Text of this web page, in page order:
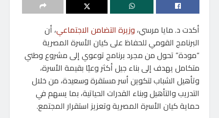
أكدت د. مايا مرسي، وزيرة التضامن الاجتماعي، أن
البرنامج القومي للحفاظ على كيان الأسرة المصرية
“مودة” تحول من مجرد برنامج توعوي إلى مشروع وطني
متكامل يهدف إلى بناء جيل أكثر وعيًا بقيمة الأسرة،
وتأهيل الشباب لتكوين أسر مستقرة وسعيدة، من خلال
التدريب والتأهيل وبناء القدرات الحياتية، بما يسهم في
حماية كيان الأسرة المصرية وتعزيز استقرار المجتمع.